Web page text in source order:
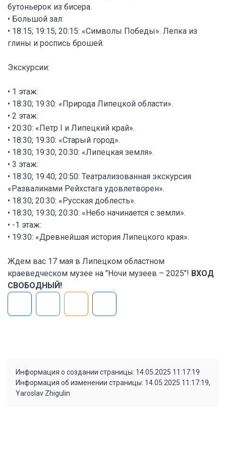
бутоньерок из бисера.
• Большой зал:
• 18:15; 19:15; 20:15: «Символы Победы». Лепка из
глины и роспись брошей.
Экскурсии:
• 1 этаж:
• 18:30; 19:30: «Природа Липецкой области».
• 2 этаж:
• 20:30: «Петр I и Липецкий край».
• 18:30; 19:30: «Старый город».
• 18:30; 19:30; 20:30: «Липецкая земля».
• 3 этаж:
• 18:30; 19:40; 20:50: Театрализованная экскурсия
«Развалинами Рейхстага удовлетворен».
• 18:30; 20:30: «Русская доблесть».
• 18:30; 19:30; 20:30: «Небо начинается с земли».
• -1 этаж:
• 19:30: «Древнейшая история Липецкого края».
Ждем вас 17 мая в Липецком областном
краеведческом музее на "Ночи музеев – 2025"! ВХОД
СВОБОДНЫЙ!
Информация о создании страницы: 14.05.2025 11:17:19
Информация об изменении страницы: 14.05.2025 11:17:19,
Yaroslav Zhigulin